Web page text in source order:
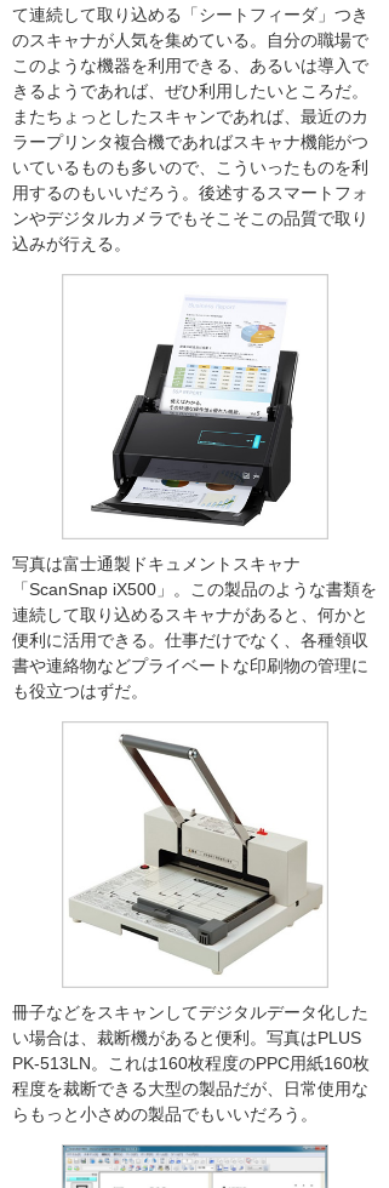
て連続して取り込める「シートフィーダ」つき
のスキャナが人気を集めている。自分の職場で
このような機器を利用できる、あるいは導入で
きるようであれば、ぜひ利用したいところだ。
またちょっとしたスキャンであれば、最近のカ
ラープリンタ複合機であればスキャナ機能がつ
いているものも多いので、こういったものを利
用するのもいいだろう。後述するスマートフォ
ンやデジタルカメラでもそこそこの品質で取り
込みが行える。
写真は富士通製ドキュメントスキャナ
「ScanSnap iX500」。この製品のような書類を
連続して取り込めるスキャナがあると、何かと
便利に活用できる。仕事だけでなく、各種領収
書や連絡物などプライベートな印刷物の管理に
も役立つはずだ。
冊子などをスキャンしてデジタルデータ化した
い場合は、裁断機があると便利。写真はPLUS
PK-513LN。これは160枚程度のPPC用紙160枚
程度を裁断できる大型の製品だが、日常使用な
らもっと小さめの製品でもいいだろう。